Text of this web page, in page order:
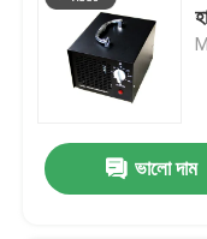
ভালো দাম